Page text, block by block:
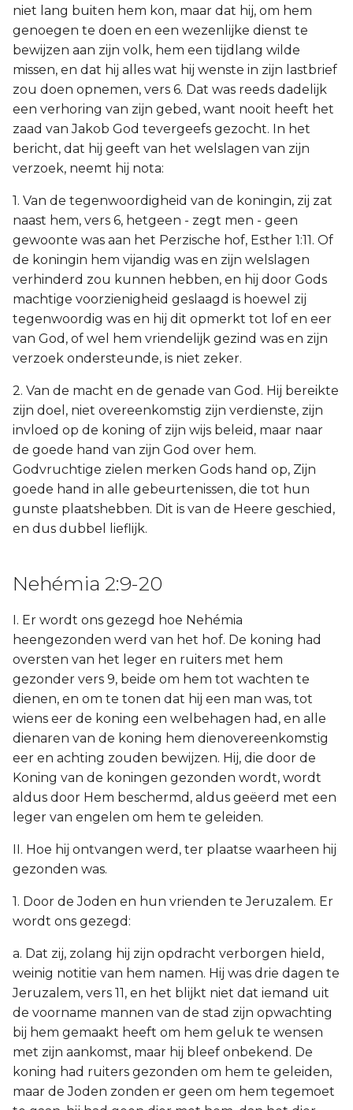
niet lang buiten hem kon, maar dat hij, om hem
genoegen te doen en een wezenlijke dienst te
bewijzen aan zijn volk, hem een tijdlang wilde
missen, en dat hij alles wat hij wenste in zijn lastbrief
zou doen opnemen, vers 6. Dat was reeds dadelijk
een verhoring van zijn gebed, want nooit heeft het
zaad van Jakob God tevergeefs gezocht. In het
bericht, dat hij geeft van het welslagen van zijn
verzoek, neemt hij nota:
1. Van de tegenwoordigheid van de koningin, zij zat
naast hem, vers 6, hetgeen - zegt men - geen
gewoonte was aan het Perzische hof, Esther 1:11. Of
de koningin hem vijandig was en zijn welslagen
verhinderd zou kunnen hebben, en hij door Gods
machtige voorzienigheid geslaagd is hoewel zij
tegenwoordig was en hij dit opmerkt tot lof en eer
van God, of wel hem vriendelijk gezind was en zijn
verzoek ondersteunde, is niet zeker.
2. Van de macht en de genade van God. Hij bereikte
zijn doel, niet overeenkomstig zijn verdienste, zijn
invloed op de koning of zijn wijs beleid, maar naar
de goede hand van zijn God over hem.
Godvruchtige zielen merken Gods hand op, Zijn
goede hand in alle gebeurtenissen, die tot hun
gunste plaatshebben. Dit is van de Heere geschied,
en dus dubbel lieflijk.
Nehémia 2:9-20
I. Er wordt ons gezegd hoe Nehémia
heengezonden werd van het hof. De koning had
oversten van het leger en ruiters met hem
gezonder vers 9, beide om hem tot wachten te
dienen, en om te tonen dat hij een man was, tot
wiens eer de koning een welbehagen had, en alle
dienaren van de koning hem dienovereenkomstig
eer en achting zouden bewijzen. Hij, die door de
Koning van de koningen gezonden wordt, wordt
aldus door Hem beschermd, aldus geëerd met een
leger van engelen om hem te geleiden.
II. Hoe hij ontvangen werd, ter plaatse waarheen hij
gezonden was.
1. Door de Joden en hun vrienden te Jeruzalem. Er
wordt ons gezegd:
a. Dat zij, zolang hij zijn opdracht verborgen hield,
weinig notitie van hem namen. Hij was drie dagen te
Jeruzalem, vers 11, en het blijkt niet dat iemand uit
de voorname mannen van de stad zijn opwachting
bij hem gemaakt heeft om hem geluk te wensen
met zijn aankomst, maar hij bleef onbekend. De
koning had ruiters gezonden om hem te geleiden,
maar de Joden zonden er geen om hem tegemoet